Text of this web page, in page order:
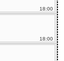
18:00
18:00